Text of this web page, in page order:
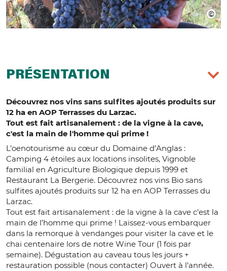
PRÉSENTATION
Découvrez nos vins sans sulfites ajoutés produits sur
12 ha en AOP Terrasses du Larzac.
Tout est fait artisanalement : de la vigne à la cave,
c'est la main de l'homme qui prime !
L’oenotourisme au cœur du Domaine d’Anglas :
Camping 4 étoiles aux locations insolites, Vignoble
familial en Agriculture Biologique depuis 1999 et
Restaurant La Bergerie. Découvrez nos vins Bio sans
sulfites ajoutés produits sur 12 ha en AOP Terrasses du
Larzac.
Tout est fait artisanalement : de la vigne à la cave c’est la
main de l’homme qui prime ! Laissez-vous embarquer
dans la remorque à vendanges pour visiter la cave et le
chai centenaire lors de notre Wine Tour (1 fois par
semaine). Dégustation au caveau tous les jours +
restauration possible (nous contacter) Ouvert à l’année.